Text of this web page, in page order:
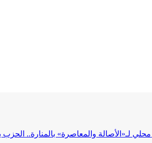
محلي لـ«الأصالة والمعاصرة» بالمنارة..